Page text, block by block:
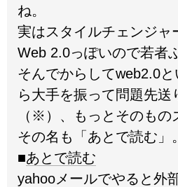
ね。
実はスタイルチェンジャ
Web 2.0っぽいので若者
そんでからしてweb2.0
ら大手を振って問題先送
（※）、もっとそのも
その名も「あとで読む
■あとで読む
yahooメールでやると外